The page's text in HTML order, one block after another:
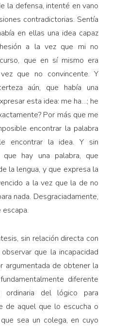
la defensa, intenté en vano
contradictorias. Sentía
en ellas una idea capaz
a la vez que mi no
que en sí mismo era
que no convincente. Y
aún, que había una
esta idea: me ha…; he
Por más que me
encontrar la palabra
encontrar la idea. Y sin
hay una palabra, que
la lengua, y que expresa la
a la vez que la de no
nada. Desgraciadamente,
sin relación directa con
que la incapacidad
argumentada de obtener la
diferente
ordinaria del lógico para
de aquel que lo escucha o
sea un colega, en cuyo